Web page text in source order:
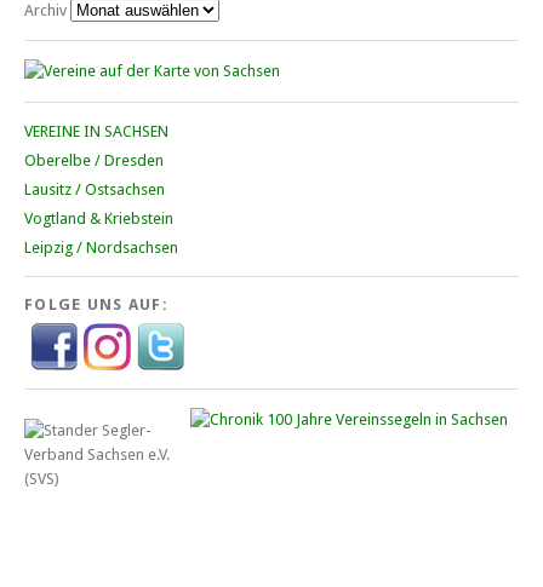
Archiv
VEREINE IN SACHSEN
Oberelbe / Dresden
Lausitz / Ostsachsen
Vogtland & Kriebstein
Leipzig / Nordsachsen
FOLGE UNS AUF: